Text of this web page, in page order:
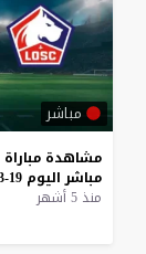
مباشر
مشاهدة مباراة
مباشر اليوم 19-3-2026
منذ 5 أشهر